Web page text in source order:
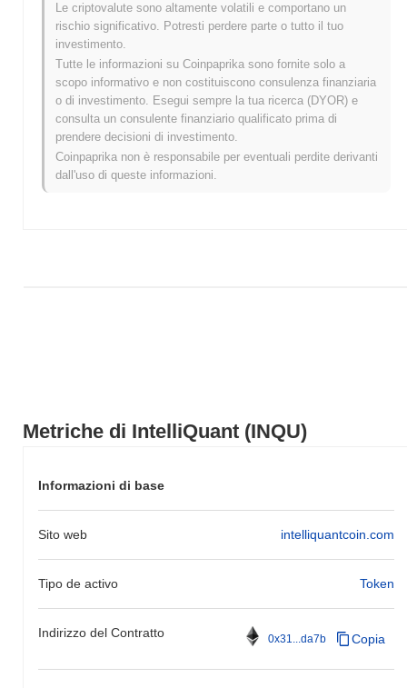
Metriche di IntelliQuant (INQU)
Informazioni di base
Sito web intelliquantcoin.com
Tipo de activo Token
Indirizzo del Contratto 0x31...da7b Copia
Massimo Storico (ATH):$0.004544
Minimo Storico (ATL): $0.00
IntelliQuant è attualmente scambiato~99.97%al di sotto del suo
ATH .
Come si sta comportando IntelliQuant rispetto al
mercato crypto più ampio?
Negli ultimi 7 giorni, IntelliQuant ha guadagnato
sottoperformando il mercato crypto complessivo che ha registrato
Le criptovalute sono altamente volatili e comportano un
rischio significativo. Potresti perdere parte o tutto il tuo
investimento.
Tutte le informazioni su Coinpaprika sono fornite solo a
scopo informativo e non costituiscono consulenza finanziaria
o di investimento. Esegui sempre la tua ricerca (DYOR) e
consulta un consulente finanziario qualificato prima di
prendere decisioni di investimento.
Coinpaprika non è responsabile per eventuali perdite derivanti
dall'uso di queste informazioni.